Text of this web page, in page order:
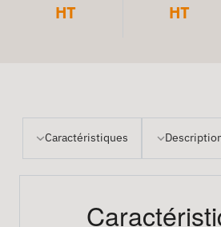
HT
HT
Caractéristiques